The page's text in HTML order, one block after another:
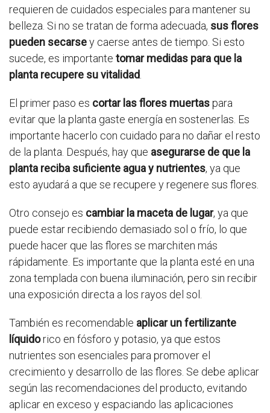
requieren de cuidados especiales para mantener su
belleza. Si no se tratan de forma adecuada, sus flores
pueden secarsey caerse antes de tiempo. Si esto
sucede, es importante tomar medidas para que la
planta recupere su vitalidad
El primer paso es cortar las flores muertaspara
evitar que la planta gaste energía en sostenerlas. Es
importante hacerlo con cuidado para no dañar el resto
de la planta. Después, hay que asegurarse de que la
planta reciba suficiente agua y nutrientes, ya que
esto ayudará a que se recupere y regenere sus flores.
Otro consejo es cambiar la maceta de lugar, ya que
puede estar recibiendo demasiado sol o frío, lo que
puede hacer que las flores se marchiten más
rápidamente. Es importante que la planta esté en una
zona templada con buena iluminación, pero sin recibir
una exposición directa a los rayos del sol.
También es recomendable aplicar un fertilizante
líquidorico en fósforo y potasio, ya que estos
nutrientes son esenciales para promover el
crecimiento y desarrollo de las flores. Se debe aplicar
según las recomendaciones del producto, evitando
aplicar en exceso y espaciando las aplicaciones